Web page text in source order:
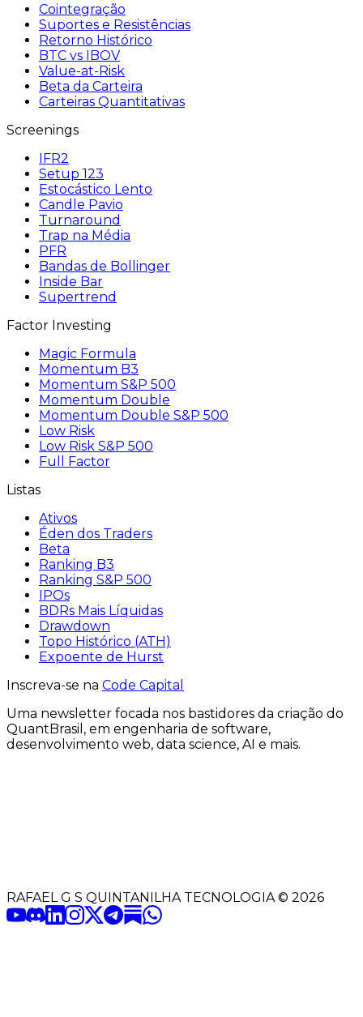
Cointegração
Suportes e Resistências
Retorno Histórico
BTC vs IBOV
Value-at-Risk
Beta da Carteira
Carteiras Quantitativas
Screenings
IFR2
Setup 123
Estocástico Lento
Candle Pavio
Turnaround
Trap na Média
PFR
Bandas de Bollinger
Inside Bar
Supertrend
Factor Investing
Magic Formula
Momentum B3
Momentum S&P 500
Momentum Double
Momentum Double S&P 500
Low Risk
Low Risk S&P 500
Full Factor
Listas
Ativos
Éden dos Traders
Beta
Ranking B3
Ranking S&P 500
IPOs
BDRs Mais Líquidas
Drawdown
Topo Histórico (ATH)
Expoente de Hurst
Inscreva-se na Code Capital
Uma newsletter focada nos bastidores da criação do
QuantBrasil , em engenharia de software,
desenvolvimento web, data science, AI e mais.
RAFAEL G S QUINTANILHA TECNOLOGIA© 2026